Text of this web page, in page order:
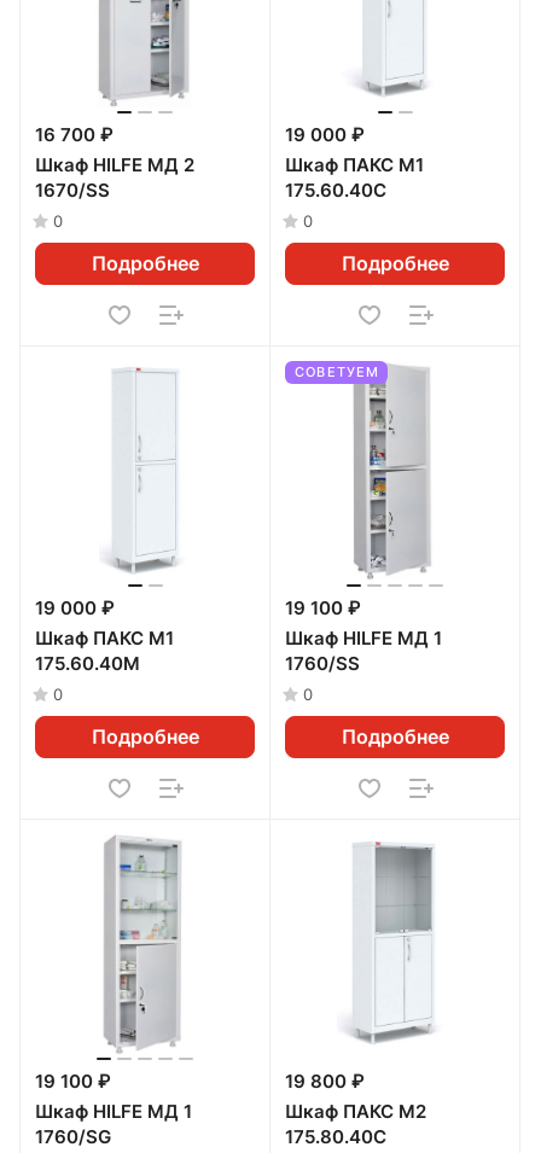
16 700 ₽
Шкаф HILFE МД 2
1670/SS
0
Подробнее
19 000 ₽
Шкаф ПАКС М1
175.60.40C
0
Подробнее
19 000 ₽
Шкаф ПАКС М1
175.60.40М
0
Подробнее
СОВЕТУЕМ
19 100 ₽
Шкаф HILFE МД 1
1760/SS
0
Подробнее
19 100 ₽
Шкаф HILFE МД 1
1760/SG
19 800 ₽
Шкаф ПАКС М2
175.80.40С